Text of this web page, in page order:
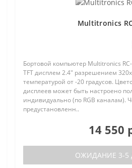
Multitronics
Бортовой компьютер Multitronics
TFT дисплем 2.4" разрешением
температурой от -20 градусов.
дисплеев может быть настроено
индивидуально (по RGB каналам).
предустановленн..
14 550
ОЖИДАНИЕ 3-5